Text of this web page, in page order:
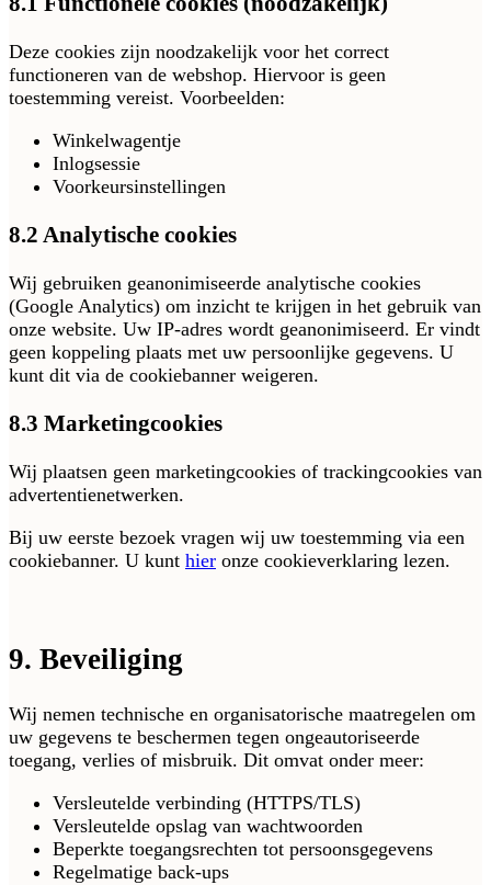
Deze cookies zijn noodzakelijk voor het correct
functioneren van de webshop. Hiervoor is geen
toestemming vereist. Voorbeelden:
Winkelwagentje
Inlogsessie
Voorkeursinstellingen
8.2 Analytische cookies
Wij gebruiken geanonimiseerde analytische cookies
(Google Analytics) om inzicht te krijgen in het gebruik van
onze website. Uw IP-adres wordt geanonimiseerd. Er vindt
geen koppeling plaats met uw persoonlijke gegevens. U
kunt dit via de cookiebanner weigeren.
8.3 Marketingcookies
Wij plaatsen geen marketingcookies of trackingcookies van
advertentienetwerken.
Bij uw eerste bezoek vragen wij uw toestemming via een
cookiebanner. U kunt hier onze cookieverklaring lezen.
9. Beveiliging
Wij nemen technische en organisatorische maatregelen om
uw gegevens te beschermen tegen ongeautoriseerde
toegang, verlies of misbruik. Dit omvat onder meer:
Versleutelde verbinding (HTTPS/TLS)
Versleutelde opslag van wachtwoorden
Beperkte toegangsrechten tot persoonsgegevens
Regelmatige back-ups